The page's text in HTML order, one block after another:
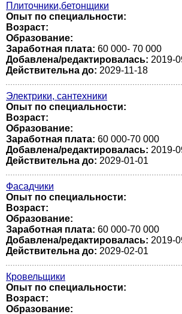
Плиточники,бетонщики
Опыт по специальности:
Возраст:
Образование:
Заработная плата: 60 000- 70 000
Добавлена/редактировалась: 2019-
Действительна до: 2029-11-18
Электрики, сантехники
Опыт по специальности:
Возраст:
Образование:
Заработная плата: 60 000-70 000
Добавлена/редактировалась: 2019-
Действительна до: 2029-01-01
Фасадчики
Опыт по специальности:
Возраст:
Образование:
Заработная плата: 60 000-70 000
Добавлена/редактировалась: 2019-
Действительна до: 2029-02-01
Кровельщики
Опыт по специальности:
Возраст:
Образование: